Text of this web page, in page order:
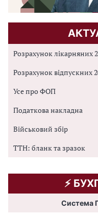
Розрахунок лікарняних
Розрахунок відпускних
Усе про ФОП
Податкова накладна
Військовий збір
ТТН: бланк та зразок
⚡️
Система